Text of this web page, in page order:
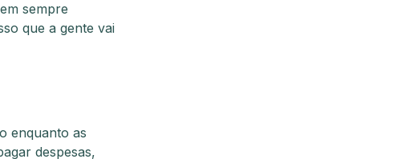
sempre
que a gente vai
enquanto as
despesas,